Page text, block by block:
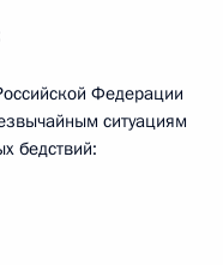
Федерации
ситуациям
бедствий: